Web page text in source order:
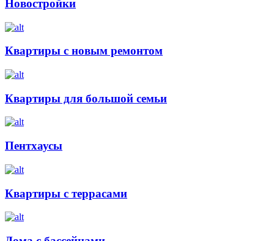
Новостройки
Квартиры с новым ремонтом
Квартиры для большой семьи
Пентхаусы
Квартиры с террасами